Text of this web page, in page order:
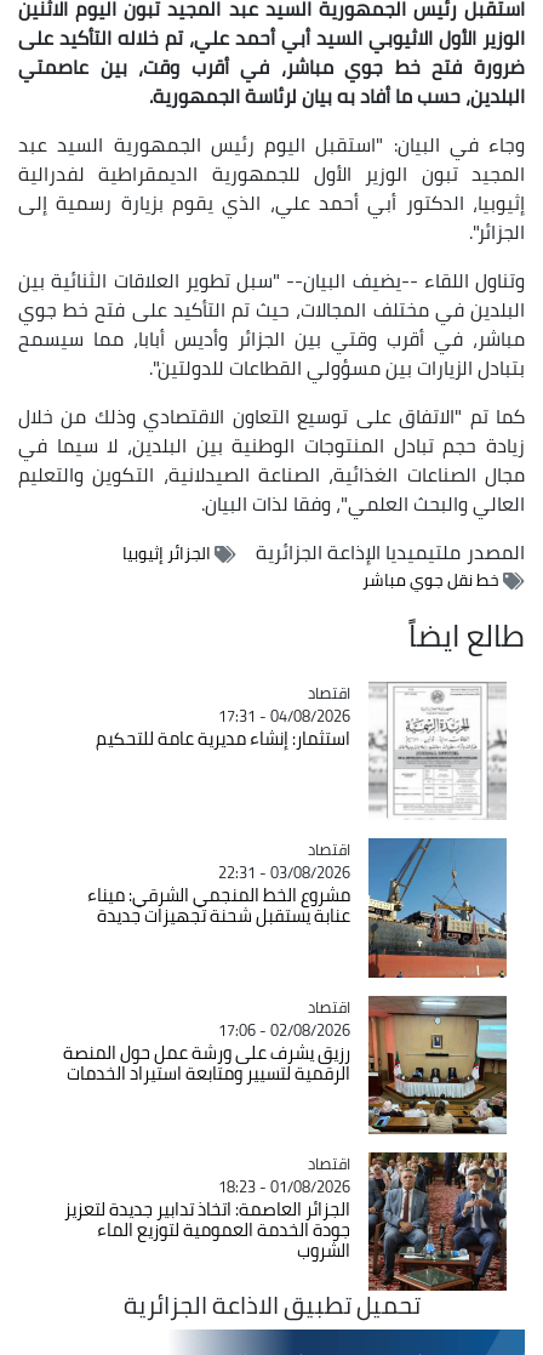
استقبل رئيس الجمهورية السيد عبد المجيد تبون اليوم الاثنين
الوزير الأول الاثيوبي السيد أبي أحمد علي، تم خلاله التأكيدعلى
ضرورة فتح خط جوي مباشر، في أقرب وقت، بين عاصمتي
البلدين، حسب ما أفاد به بيان لرئاسة الجمهورية.
وجاء في البيان: "استقبل اليوم رئيس الجمهورية السيد عبد
المجيد تبون الوزير الأول للجمهورية الديمقراطية لفدرالية
إثيوبيا، الدكتور أبي أحمد علي، الذي يقوم بزيارة رسمية إلى
الجزائر".
وتناول اللقاء --يضيف البيان-- "سبل تطوير العلاقات الثنائية بين
البلدين في مختلف المجالات، حيث تم التأكيد على فتح خط جوي
مباشر، في أقرب وقتي بين الجزائر وأديس أبابا، مما سيسمح
بتبادل الزيارات بين مسؤولي القطاعات للدولتين".
كما تم "الاتفاق على توسيع التعاون الاقتصادي وذلك من خلال
زيادة حجم تبادل المنتوجات الوطنية بين البلدين، لا سيما في
مجال الصناعات الغذائية، الصناعة الصيدلانية، التكوين والتعليم
العالي والبحث العلمي"، وفقا لذات البيان.
المصدرملتيميديا الإذاعة الجزائرية
الجزائر إثيوبيا
خط نقل جوي مباشر
طالع ايضاً
Catégorie
اقتصاد
04/08/2026 - 17:31
استثمار: إنشاء مديرية عامة للتحكيم
Catégorie
اقتصاد
03/08/2026 - 22:31
مشروع الخط المنجمي الشرقي: ميناء
عنابة يستقبل شحنة تجهيزات جديدة
Catégorie
اقتصاد
02/08/2026 - 17:06
رزيق يشرف على ورشة عمل حول المنصة
الرقمية لتسيير ومتابعة استيراد الخدمات
Catégorie
اقتصاد
01/08/2026 - 18:23
الجزائر العاصمة: اتخاذ تدابير جديدة لتعزيز
جودة الخدمة العمومية لتوزيع الماء
الشروب
تحميل تطبيق الاذاعة الجزائرية